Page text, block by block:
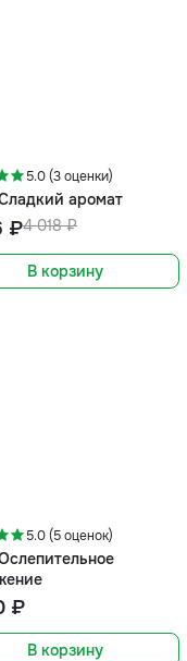
5.0 (3 оценки)
аромат
4 018 ₽
₽
В корзину
5.0 (5 оценок)
₽
В корзину